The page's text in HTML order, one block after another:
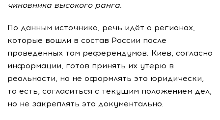
чиновника высокого ранга.
По данным источника, речь идёт о регионах,
которые вошли в состав России после
проведённых там референдумов. Киев, согласно
информации, готов принять их утерю в
реальности, но не оформлять это юридически,
то есть, согласиться с текущим положением дел,
но не закреплять это документально.